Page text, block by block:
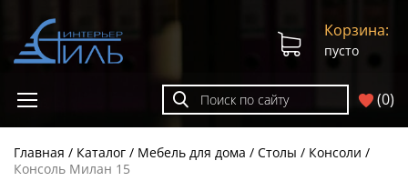
(0)
Корзина:
пусто
Главная Каталог Мебель для дома Столы
Консоли
Консоль Милан 15